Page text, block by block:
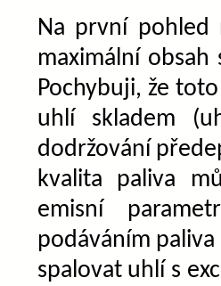
Na první pohled
maximální obsah
Pochybuji, že
uhlí skladem
dodržování
kvalita paliva
emisní
podáváním
spalovat uhlí s